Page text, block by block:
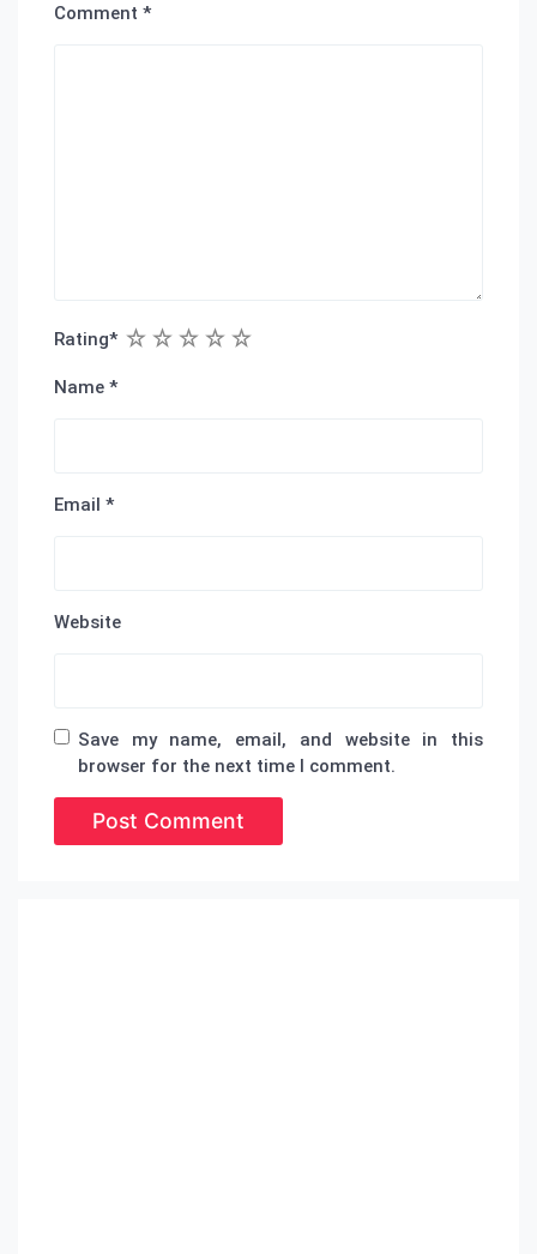
Comment *
Rating* 5
4
3
2
1
Name *
Email *
Website
Save my name, email, and website in this
browser for the next time I comment.